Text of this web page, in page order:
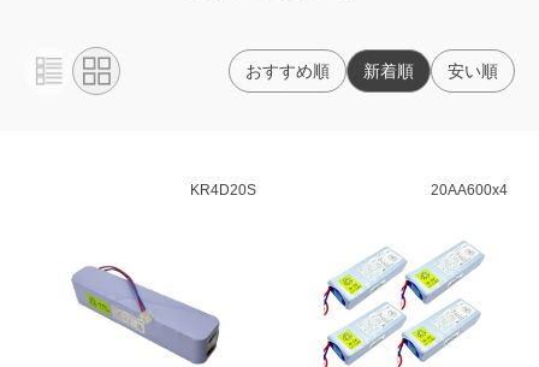
おすすめ順 新着順 安い順
KR4D20S 20AA600x4